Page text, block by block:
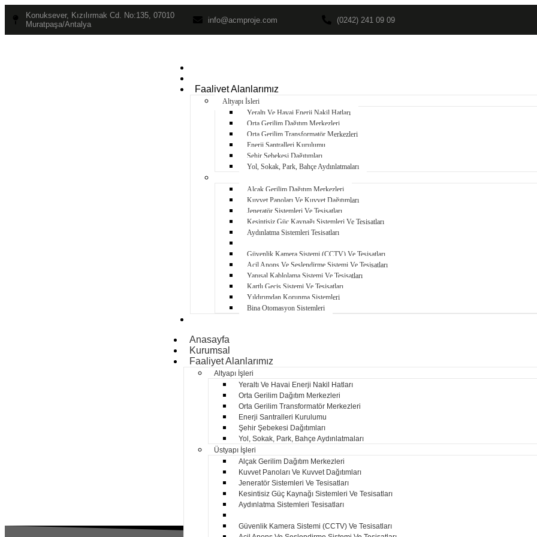
Konuksever, Kızılırmak Cd. No:135, 07010
Muratpaşa/Antalya
info@acmproje.com (0242) 241 09 09
Faaliyet Alanlarımız
Altyapı İşleri
Yeraltı Ve Havai Enerji Nakil Hatları
Orta Gerilim Dağıtım Merkezleri
Orta Gerilim Transformatör Merkezleri
Enerji Santralleri Kurulumu
Şehir Şebekesi Dağıtımları
Yol, Sokak, Park, Bahçe Aydınlatmaları
Alçak Gerilim Dağıtım Merkezleri
Kuvvet Panoları Ve Kuvvet Dağıtımları
Jeneratör Sistemleri Ve Tesisatları
Kesintisiz Güç Kaynağı Sistemleri Ve Tesisatları
Aydınlatma Sistemleri Tesisatları
Güvenlik Kamera Sistemi (CCTV) Ve Tesisatları
Acil Anons Ve Seslendirme Sistemi Ve Tesisatları
Yapısal Kablolama Sistemi Ve Tesisatları
Kartlı Geçiş Sistemi Ve Tesisatları
Yıldırımdan Korunma Sistemleri
Bina Otomasyon Sistemleri
Anasayfa
Kurumsal
Faaliyet Alanlarımız
Altyapı İşleri
Yeraltı Ve Havai Enerji Nakil Hatları
Orta Gerilim Dağıtım Merkezleri
Orta Gerilim Transformatör Merkezleri
Enerji Santralleri Kurulumu
Şehir Şebekesi Dağıtımları
Yol, Sokak, Park, Bahçe Aydınlatmaları
Üstyapı İşleri
Alçak Gerilim Dağıtım Merkezleri
Kuvvet Panoları Ve Kuvvet Dağıtımları
Jeneratör Sistemleri Ve Tesisatları
Kesintisiz Güç Kaynağı Sistemleri Ve Tesisatları
Aydınlatma Sistemleri Tesisatları
Güvenlik Kamera Sistemi (CCTV) Ve Tesisatları